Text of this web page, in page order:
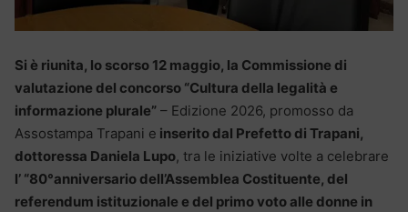
Si è riunita, lo scorso 12 maggio, la Commissione di
valutazione del concorso “Cultura della legalità e
informazione plurale” – Edizione 2026, promosso da
Assostampa Trapani e inserito dal Prefetto di Trapani,
dottoressa Daniela Lupo, tra le iniziative volte a celebrare
l’ “80°anniversario dell’Assemblea Costituente, del
referendum istituzionale e del primo voto alle donne in